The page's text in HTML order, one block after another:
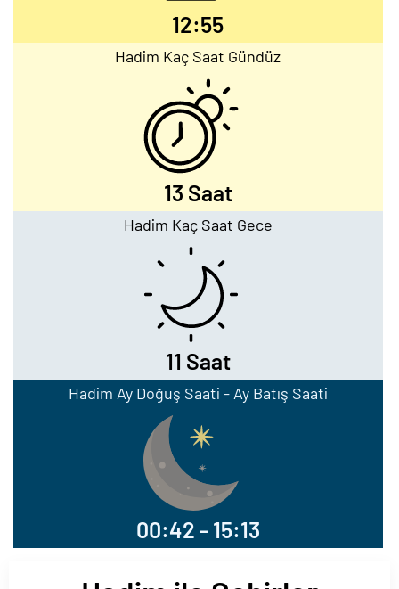
12:55
Hadim Kaç Saat Gündüz
13 Saat
Hadim Kaç Saat Gece
11 Saat
Hadim Ay Doğuş Saati - Ay Batış Saati
00:42 - 15:13